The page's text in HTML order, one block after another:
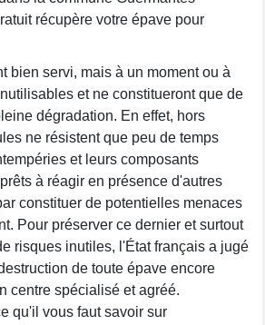
récupère votre épave pour
bien servi, mais à un moment ou à
et ne constitueront que de
dégradation. En effet, hors
ne résistent que peu de temps
et leurs composants
à réagir en présence d'autres
constituer de potentielles menaces
Pour préserver ce dernier et surtout
risques inutiles, l'État français a jugé
de toute épave encore
centre spécialisé et agréé.
qu'il vous faut savoir sur